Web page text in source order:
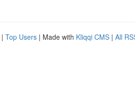
| Top Users | Made with Kliqqi CMS | All